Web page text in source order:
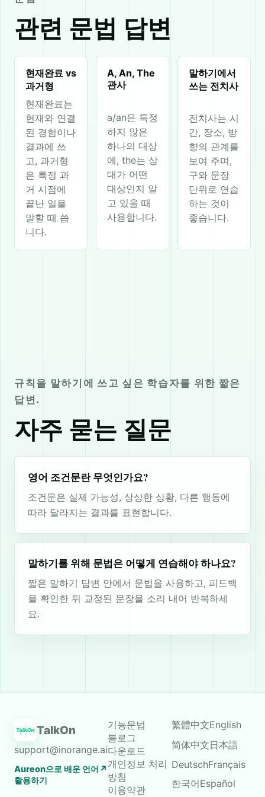
관련 문법 답변
현재완료 vs
과거형
현재완료는
현재와 연결
된 경험이나
결과에 쓰
고, 과거형
은 특정 과
거 시점에
끝난 일을
말할 때 씁
니다.
A, An, The
관사
a/an은 특정
하지 않은
하나의 대상
에, the는 상
대가 어떤
대상인지 알
고 있을 때
사용합니다.
말하기에서
쓰는 전치사
전치사는 시
간, 장소, 방
향의 관계를
보여 주며,
구와 문장
단위로 연습
하는 것이
좋습니다.
규칙을 말하기에 쓰고 싶은 학습자를 위한 짧은
답변.
자주 묻는 질문
영어 조건문란 무엇인가요?
조건문은 실제 가능성, 상상한 상황, 다른 행동에
따라 달라지는 결과를 표현합니다.
말하기를 위해 문법은 어떻게 연습해야 하나요?
짧은 말하기 답변 안에서 문법을 사용하고, 피드백
을 확인한 뒤 교정된 문장을 소리 내어 반복하세
요.
TalkOn
support@inorange.ai
Aureon으로 배운 언어
활용하기
↗
기능문법
블로그
다운로드
개인정보 처리
방침
이용약관
繁體中文English
简体中文日本語
DeutschFrançais
한국어Español